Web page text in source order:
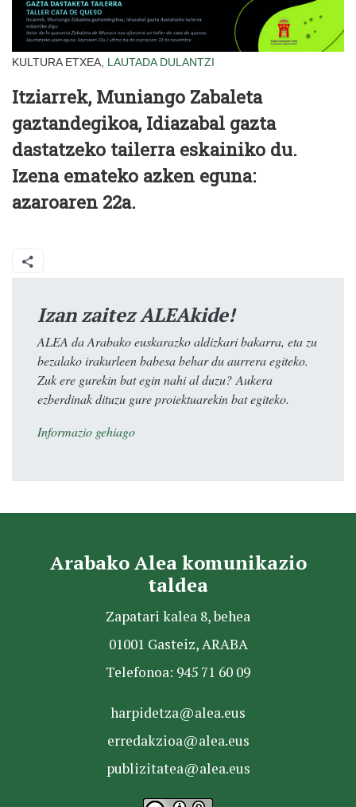
KULTURA ETXEA, LAUTADA DULANTZI
Itziarrek, Muniango Zabaleta
gaztandegikoa, Idiazabal gazta
dastatzeko tailerra eskainiko du.
Izena emateko azken eguna:
azaroaren 22a.
Izan zaitez ALEAkide!
ALEA da Arabako euskarazko aldizkari bakarra, eta zu
bezalako irakurleen babesa behar du aurrera egiteko.
Zuk ere gurekin bat egin nahi al duzu? Aukera
ezberdinak dituzu gure proiektuarekin bat egiteko.
Informazio gehiago
Arabako Alea komunikazio
taldea
Zapatari kalea 8, behea
01001 Gasteiz, ARABA
Telefonoa: 945 71 60 09
harpidetza@alea.eus
erredakzioa@alea.eus
publizitatea@alea.eus